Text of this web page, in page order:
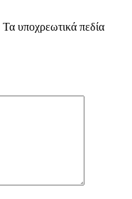
Τα υποχρεωτικά πεδία